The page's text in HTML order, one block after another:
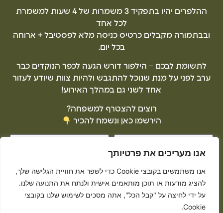
אנו מעריכים את פרטיותך
אנו משתמשים בקובצי Cookie כדי לשפר את חוויית הגלישה שלך,
להציג מודעות או תוכן מותאמים אישית ולנתח את התנועה שלנו.
על ידי לחיצה על "קבל הכל", אתה מסכים לשימוש שלנו בקובצי
Cookie.
ההלפרים יהיו בתפקיד 3 משמרות של 4 שעות למשמרת
לכל אחד
ובבתמורה מקבלים כרטיס כניסה מלא לפסטיבל + ארוחה
בכל יום.
לתשומת לבכם – הילפור דורש הגעה לכפר הנוקדים כבר
ערב לפני על מנת שנוכל להתגבש ולהיות צוות שיודע לעזור
אחד לשני גם במהלך האירוע!
רוצים להצטרף למשפחה?
הירשמו כאן ונשמח להכיר
אני מאשר/ת לקבל דיוור ואת מדיניות הפרטיות (ניתן להסרה בכל עת)
הרשמה להלפרים